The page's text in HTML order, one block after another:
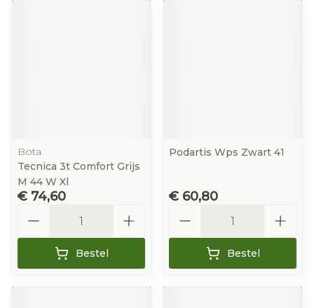
Bota
Tecnica 3t Comfort Grijs
M 44 W Xl
€ 74,60
Bestel
Podartis Wps Zwart 41
€ 60,80
Bestel